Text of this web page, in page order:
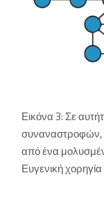
Εικόνα 3: Σε
συναναστροφών,
από ένα
Ευγενική